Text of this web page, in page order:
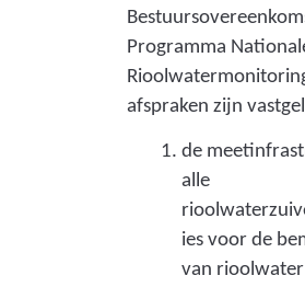
Programma
afspraken zijn
de
alle
ies voor de
van